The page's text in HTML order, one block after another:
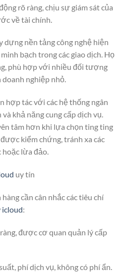
rõ ràng, chịu sự giám sát của
về tài chính.
dựng nền tảng công nghệ hiện
bạch trong các giao dịch. Họ
phù hợp với nhiều đối tượng
doanh nghiệp nhỏ.
hợp tác với các hệ thống ngân
khả năng cung cấp dịch vụ.
tâm hơn khi lựa chọn ting ting
kiểm chứng, tránh xa các
hoặc lừa đảo.
uy tín
cần cân nhắc các tiêu chí
icloud:
được cơ quan quản lý cấp
phí dịch vụ, không có phí ẩn.